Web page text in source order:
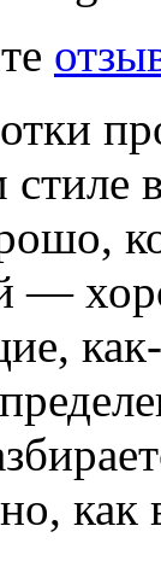
—
как